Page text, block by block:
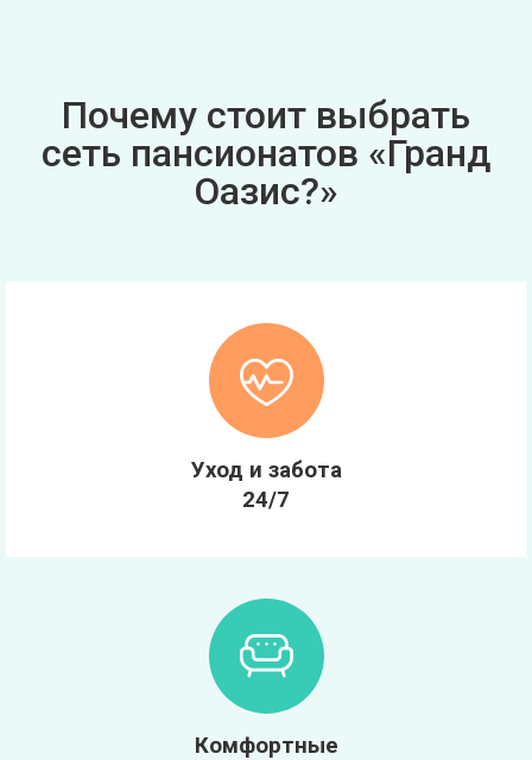
Почему стоит выбрать
сеть пансионатов «Гранд
Оазис?»
Уход и забота
24/7
Комфортные